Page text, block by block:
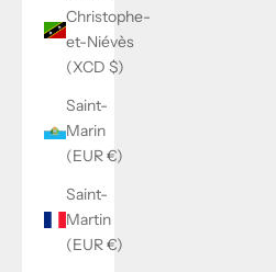
Christophe-
et-Niévès
(XCD $)
Saint-
Marin
(EUR €)
Saint-
Martin
(EUR €)